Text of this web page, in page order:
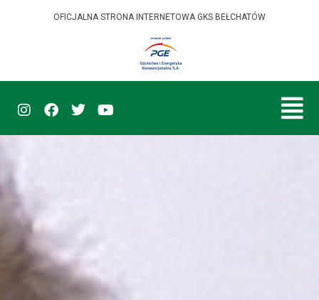
OFICJALNA STRONA INTERNETOWA GKS BEŁCHATÓW